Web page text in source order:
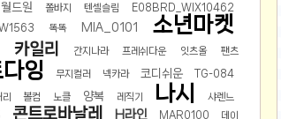
월드원 쫄바지 텐셀슬림
E08BRD_WIX10462
똑똑 MIA_0101 소년마켓
카일리 간지나라 프레쉬다운 잇츠올 팬츠
잉 무지컬러 넥카라 코디쉬운 TG-084
볼컴 노클 양복 레직기 나시
샤렌느
콘트로바날레 H라인 MAR0100 데이